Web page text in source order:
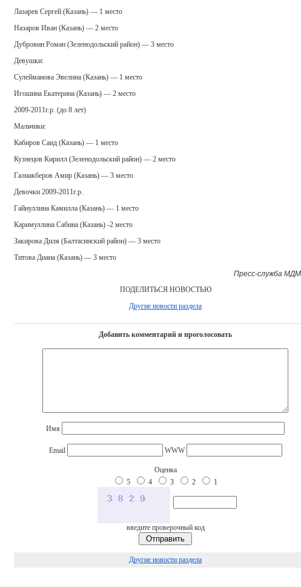
Лазарев Сергей (Казань) — 1 место
Назаров Иван (Казань) — 2 место
Дубровин Роман (Зеленодольский район) — 3 место
Девушки:
Сулейманова Эвелина (Казань) — 1 место
Игошина Екатерина (Казань) — 2 место
2009-2011г.р. (до 8 лет)
Мальчики:
Кабиров Саид (Казань) — 1 место
Кузнецов Кирилл (Зеленодольский район) — 2 место
Галиакберов Амир (Казань) — 3 место
Девочки 2009-2011г.р.
Гайнуллина Камилла (Казань) — 1 место
Каримуллина Сабина (Казань) -2 место
Закирова Диля (Балтасинский район) — 3 место
Титова Диана (Казань) — 3 место
Пресс-служба
ПОДЕЛИТЬСЯ НОВОСТЬЮ
Другие новости раздела
Добавить комментарий и проголосовать
Имя
Email WWW
Оценка
5
4 3 2 1
введите проверочный код
Другие новости раздела